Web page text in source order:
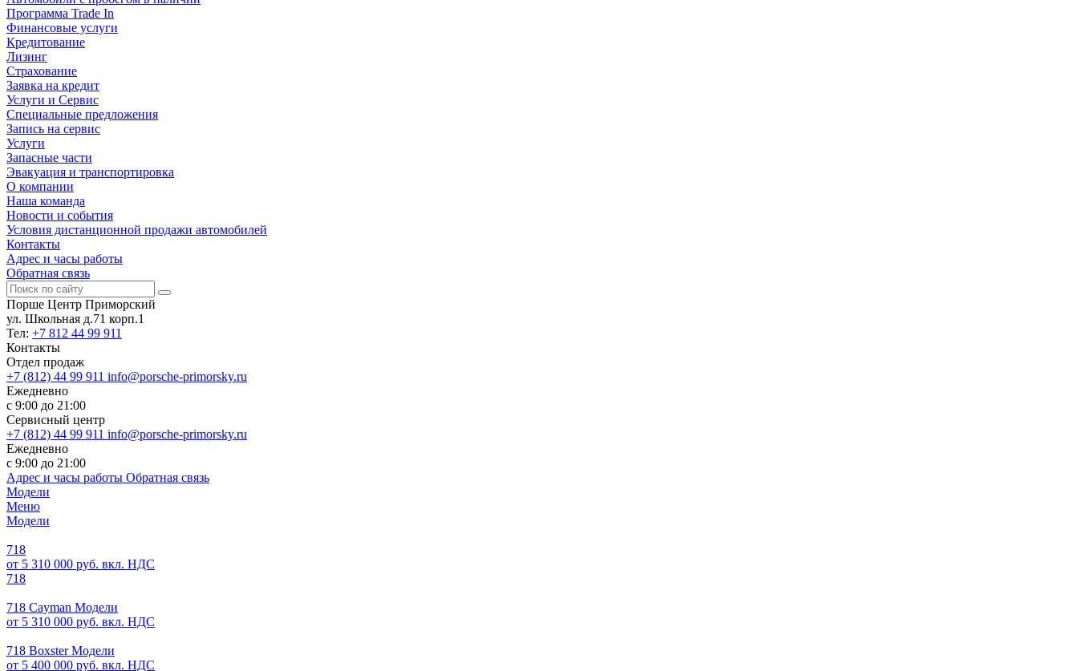
Программа Trade In
Финансовые услуги
Кредитование
Лизинг
Страхование
Заявка на кредит
Услуги и Сервис
Специальные предложения
Запись на сервис
Услуги
Запасные части
Эвакуация и транспортировка
О компании
Наша команда
Новости и события
Условия дистанционной продажи автомобилей
Контакты
Адрес и часы работы
Обратная связь
Порше Центр Приморский
ул. Школьная д.71 корп.1
Тел: +7 812 44 99 911
Контакты
Отдел продаж
+7 (812) 44 99 911 info@porsche-primorsky.ru
Ежедневно
с 9:00 до 21:00
Сервисный центр
+7 (812) 44 99 911 info@porsche-primorsky.ru
Ежедневно
с 9:00 до 21:00
Адрес и часы работы Обратная связь
Модели
Меню
Модели
718
от 5 310 000 руб. вкл. НДС
718
718 Cayman Модели
от 5 310 000 руб. вкл. НДС
718 Boxster Модели
от 5 400 000 руб. вкл. НДС